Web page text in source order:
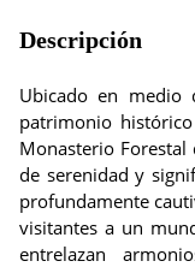
Descripción
Ubicado en medio
patrimonio
Monasterio
de serenidad y
profundamente
visitantes a un
entrelazan